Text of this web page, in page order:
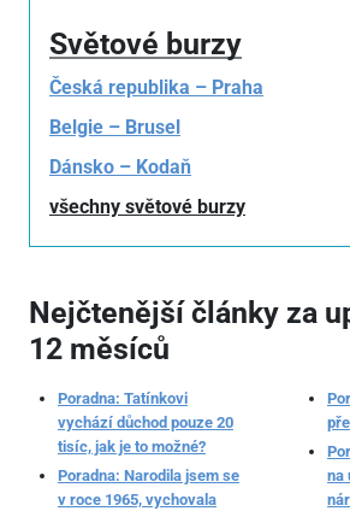
Světové burzy
Česká republika – Praha
Belgie – Brusel
Dánsko – Kodaň
všechny světové burzy
Nejčtenější články za
12 měsíců
Poradna: Tatínkovi
vychází důchod pouze 20
tisíc, jak je to možné?
Poradna: Narodila jsem se
v roce 1965, vychovala
na